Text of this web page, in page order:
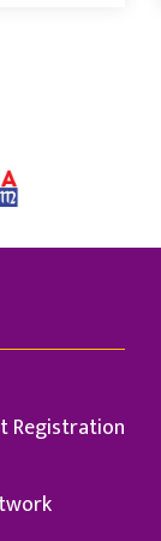
Registration